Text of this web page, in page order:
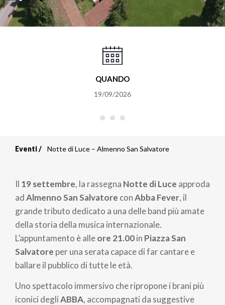
QUANDO
19/09/2026
di
pane
Eventi Notte di Luce – Almenno San Salvatore
Il 19 settembre, la rassegna Notte di Luce approda
adAlmenno San Salvatore conAbba Fever, il
grande tributo dedicato a una delle band più amate
della storia della musica internazionale.
L’appuntamento è alleore 21.00in Piazza San
Salvatore per una serata capace di far cantare e
ballare il pubblico di tutte le età.
Uno spettacolo immersivo che ripropone i brani più
iconici degliABBA, accompagnati da suggestive